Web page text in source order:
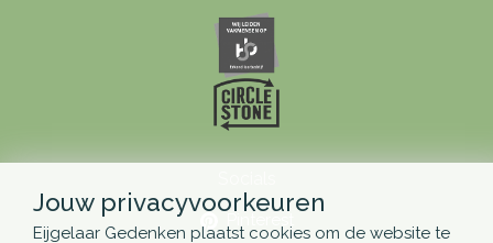
Jouw privacyvoorkeuren
Eijgelaar Gedenken plaatst cookies om de website te